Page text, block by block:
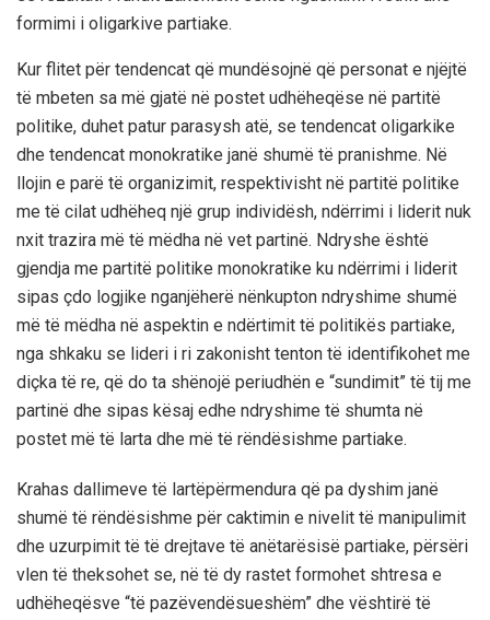
formimi i oligarkive partiake.
Kur flitet për tendencat që mundësojnë që personat e njëjtë
të mbeten sa më gjatë në postet udhëheqëse në partitë
politike, duhet patur parasysh atë, se tendencat oligarkike
dhe tendencat monokratike janë shumë të pranishme. Në
llojin e parë të organizimit, respektivisht në partitë politike
me të cilat udhëheq një grup individësh, ndërrimi i liderit nuk
nxit trazira më të mëdha në vet partinë. Ndryshe është
gjendja me partitë politike monokratike ku ndërrimi i liderit
sipas çdo logjike nganjëherë nënkupton ndryshime shumë
më të mëdha në aspektin e ndërtimit të politikës partiake,
nga shkaku se lideri i ri zakonisht tenton të identifikohet me
diçka të re, që do ta shënojë periudhën e “sundimit” të tij me
partinë dhe sipas kësaj edhe ndryshime të shumta në
postet më të larta dhe më të rëndësishme partiake.
Krahas dallimeve të lartëpërmendura që pa dyshim janë
shumë të rëndësishme për caktimin e nivelit të manipulimit
dhe uzurpimit të të drejtave të anëtarësisë partiake, përsëri
vlen të theksohet se, në të dy rastet formohet shtresa e
udhëheqësve “të pazëvendësueshëm” dhe vështirë të